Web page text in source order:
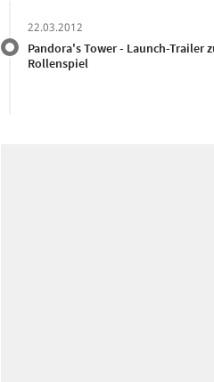
22.03.2012
Pandora's Tower - Launch-Trailer
Rollenspiel